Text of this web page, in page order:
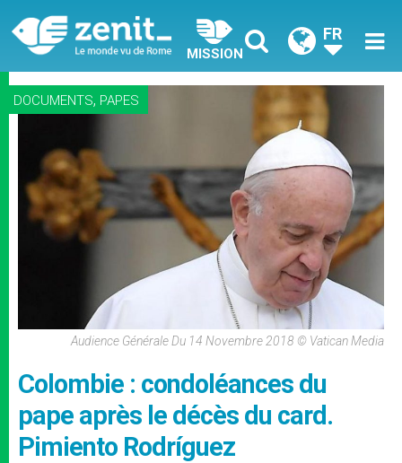
MISSION
FR
DOCUMENTS, PAPES
Audience Générale Du 14 Novembre 2018 © Vatican Media
Colombie : condoléances du
pape après le décès du card.
Pimiento Rodríguez